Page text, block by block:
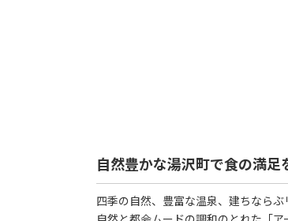
自然豊かな湯沢町で食の満足
四季の自然、豊富な温泉、建ちならぶ